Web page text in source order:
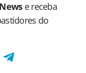
News e receba
do